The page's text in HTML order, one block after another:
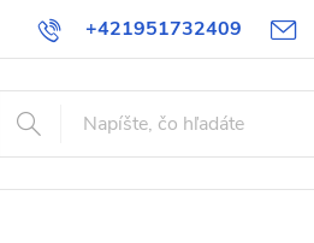
+421951732409
Blog Obchodné podmienky